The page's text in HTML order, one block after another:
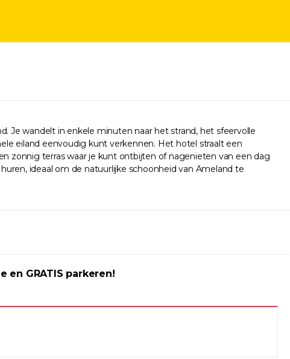
Je wandelt in enkele minuten naar het strand, het sfeervolle
eiland eenvoudig kunt verkennen. Het hotel straalt een
zonnig terras waar je kunt ontbijten of nagenieten van een dag
ideaal om de natuurlijke schoonheid van Ameland te
GRATIS parkeren!